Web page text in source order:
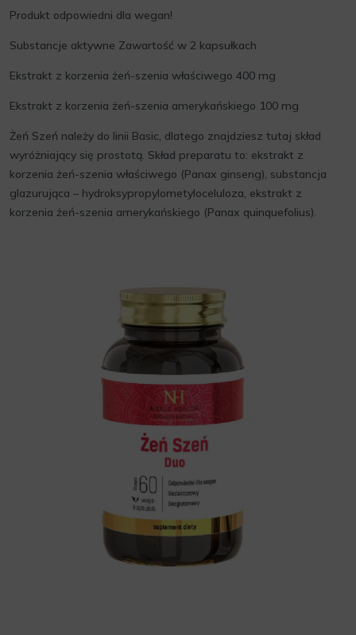
Produkt odpowiedni dla wegan!
Substancje aktywne Zawartość w 2 kapsułkach
Ekstrakt z korzenia żeń-szenia właściwego 400 mg
Ekstrakt z korzenia żeń-szenia amerykańskiego 100 mg
Żeń Szeń należy do linii Basic, dlatego znajdziesz tutaj skład
wyróżniający się prostotą. Skład preparatu to: ekstrakt z
korzenia żeń-szenia właściwego (Panax ginseng), substancja
glazurująca – hydroksypropylometyloceluloza, ekstrakt z
korzenia żeń-szenia amerykańskiego (Panax quinquefolius).